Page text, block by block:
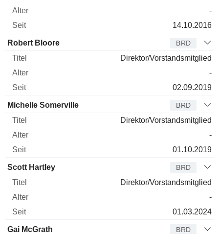
-
14.10.2016
Robert Bloore BRD
Direktor/Vorstandsmitglied
-
02.09.2019
Michelle Somerville BRD
Direktor/Vorstandsmitglied
-
01.10.2019
Scott Hartley BRD
Direktor/Vorstandsmitglied
-
01.03.2024
Gai McGrath BRD